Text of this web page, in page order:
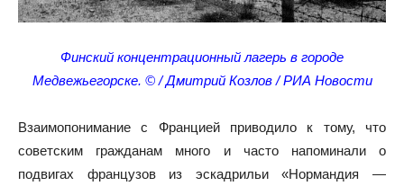
Финский концентрационный лагерь в городе
Медвежьегорске. © / Дмитрий Козлов / РИА Новости
Взаимопонимание с Францией приводило к тому, что
советским гражданам много и часто напоминали о
подвигах французов из эскадрильи «Нормандия —